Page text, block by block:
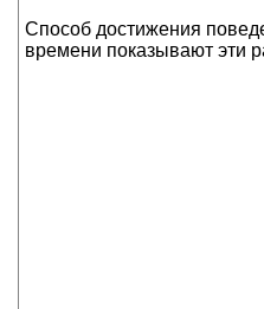
Способ достижения
времени показывают эти